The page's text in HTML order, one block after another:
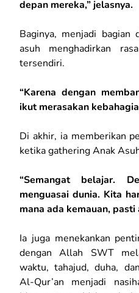
depan mereka,” jelasnya.
Baginya, menjadi
asuh menghadirkan
tersendiri.
“Karena dengan
ikut merasakan
Di akhir, ia memberikan
ketika gathering Anak
“Semangat belajar.
menguasai dunia. Kita
mana ada kemauan, pasti
Ia juga menekankan
dengan Allah SWT
waktu, tahajud, duha,
Al-Qur’an menjadi